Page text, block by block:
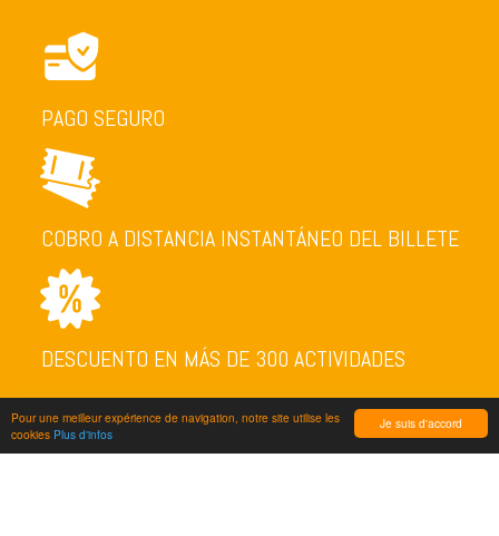
Je suis d'accord
Pour une meilleur expérience de navigation, notre site utilise les
cookies Plus d'infos
PAGO SEGURO
COBRO A DISTANCIA INSTANTÁNEO DEL BILLETE
DESCUENTO EN MÁS DE 300 ACTIVIDADES